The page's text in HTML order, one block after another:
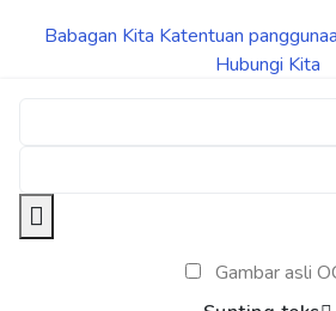
Babagan Kita Katentuan
Hubungi Kita
Gambar asli